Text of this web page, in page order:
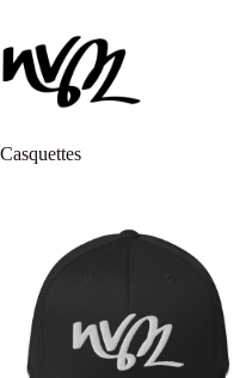
contenu
Casquettes